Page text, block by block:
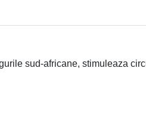
sud-africane, stimuleaza